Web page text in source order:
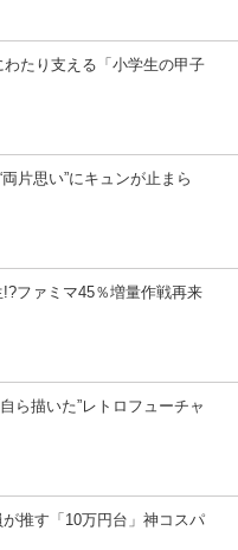
たり支える「小学生の甲子
片思い”にキュンが止まら
ファミマ45％増量作戦再来
ら描いた”レトロフューチャ
が推す「10万円台」神コスパ